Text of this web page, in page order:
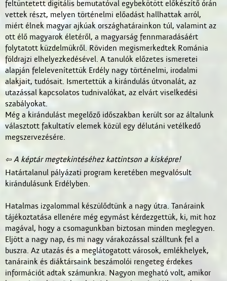
feltüntetett digitális bemutatóval egybekötött előkészítő órán
vettek részt, melyen történelmi előadást hallhattak arról,
miért élnek magyar ajkúak országhatárainkon túl, valamint az
ott élő magyarok életéről, a magyarság fennmaradásáért
folytatott küzdelmükről. Röviden megismerkedtek Románia
földrajzi elhelyezkedésével. A tanulók előzetes ismeretei
alapján felelevenítettük Erdély nagy történelmi, irodalmi
alakjait, tudósait. Ismertettük a kirándulás útvonalát, az
utazással kapcsolatos tudnivalókat, az elvárt viselkedési
szabályokat.
Még a kirándulást megelőző időszakban került sor az általunk
választott fakultatív elemek közül egy délutáni vetélkedő
megszervezésére.
⇦ A képtár megtekintéséhez kattintson a kisképre!
Határtalanul pályázati program keretében megvalósult
kirándulásunk Erdélyben.
Hatalmas izgalommal készülődtünk a nagy útra. Tanáraink
tájékoztatása ellenére még egymást kérdezgettük, ki, mit hoz
magával, hogy a csomagunkban biztosan minden meglegyen.
Eljött a nagy nap, és mi nagy várakozással szálltunk fel a
buszra. Az utazás és a meglátogatott városok, emlékhelyek,
tanáraink és diáktársaink beszámolói rengeteg érdekes
információt adtak számunkra. Nagyon megható volt, amikor